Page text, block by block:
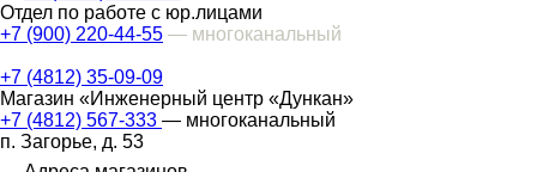
Отдел по работе с юр.лицами
+7 (900) 220-44-55 — многоканальный
+7 (4812) 35-09-09
Магазин «Инженерный центр «Дункан»
+7 (4812) 567-333 — многоканальный
п. Загорье, д. 53